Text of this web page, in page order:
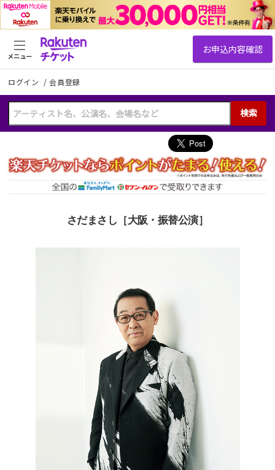
ログイン /会員登録
検索
メニュー
さだまさし［大阪・振替公演］